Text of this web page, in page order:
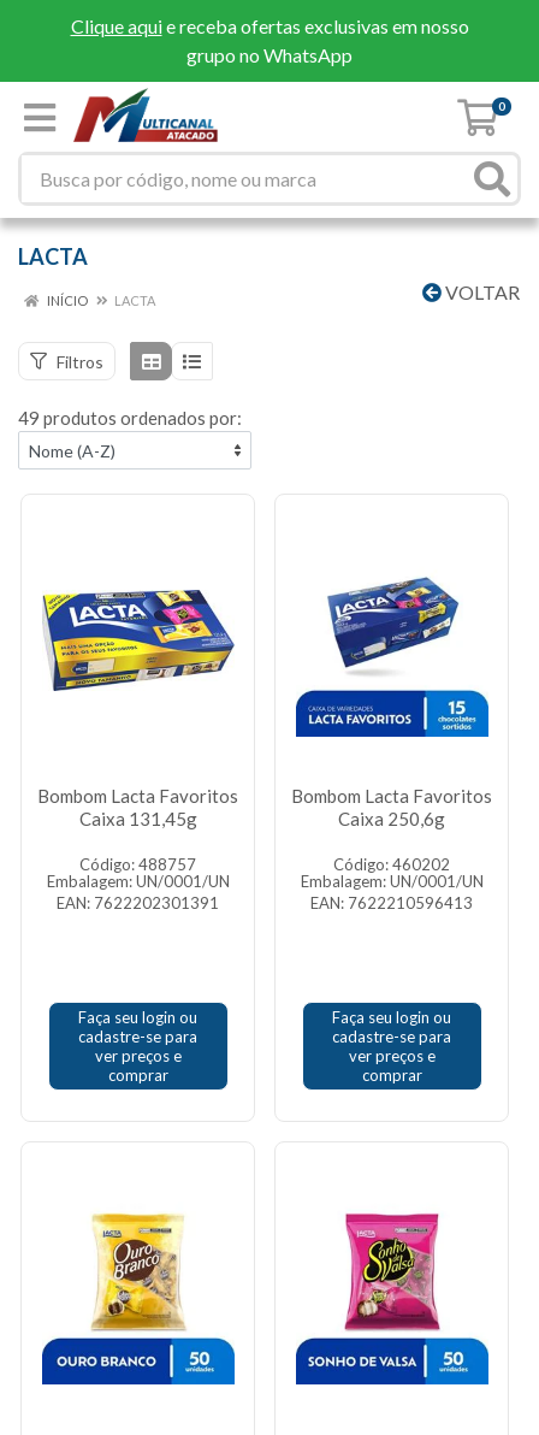
Clique aquie receba ofertas exclusivas em nosso
grupo no WhatsApp
0
LACTA
VOLTAR
INÍCIO LACTA
Filtros
49 produtos ordenados por:
Bombom Lacta Favoritos
Caixa 131,45g
Código: 488757
Embalagem: UN/0001/UN
EAN: 7622202301391
Faça seu login ou
cadastre-se para
ver preços e
comprar
Bombom Lacta Favoritos
Caixa 250,6g
Código: 460202
Embalagem: UN/0001/UN
EAN: 7622210596413
Faça seu login ou
cadastre-se para
ver preços e
comprar